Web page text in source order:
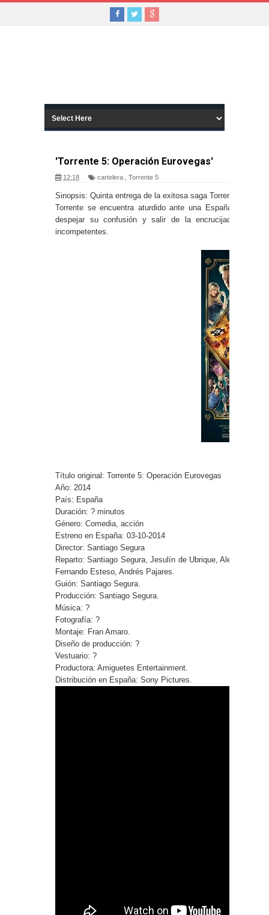
'Torrente 5: Operación Eurovegas'
12:18 cartelera Torrente 5
Sinopsis: Quinta entrega de la exitosa saga Torrente.
Torrente se encuentra aturdido ante una España
despejar su confusión y salir de la encrucijada…
incompetentes.
Título original: Torrente 5: Operación Eurovegas
Año: 2014
País: España
Duración: ? minutos
Género: Comedia, acción
Estreno en España: 03-10-2014
Director: Santiago Segura
Reparto: Santiago Segura, Jesulín de Ubrique, Alec
Fernando Esteso, Andrés Pajares.
Guión: Santiago Segura.
Producción: Santiago Segura.
Música: ?
Fotografía: ?
Montaje: Fran Amaro.
Diseño de producción: ?
Vestuario: ?
Productora: Amiguetes Entertainment.
Distribución en España: Sony Pictures.